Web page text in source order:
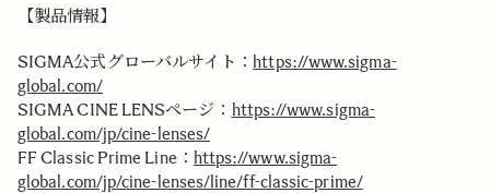
【製品情報】
SIGMA公式グローバルサイト： https://www.sigma-
global.com/
SIGMA CINE LENSページ： https://www.sigma-
global.com/jp/cine-lenses/
FF Classic Prime Line： https://www.sigma-
global.com/jp/cine-lenses/line/ff-classic-prime/